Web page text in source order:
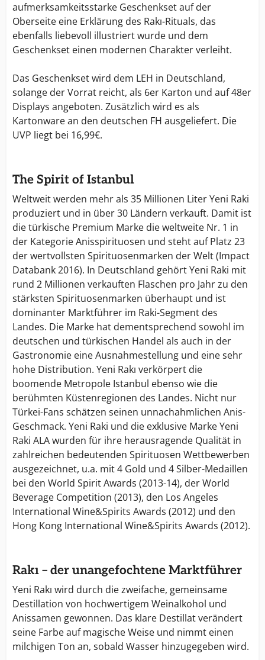
aufmerksamkeitsstarke Geschenkset auf der
Oberseite eine Erklärung des Rakı-Rituals, das
ebenfalls liebevoll illustriert wurde und dem
Geschenkset einen modernen Charakter verleiht.
Das Geschenkset wird dem LEH in Deutschland,
solange der Vorrat reicht, als 6er Karton und auf 48er
Displays angeboten. Zusätzlich wird es als
Kartonware an den deutschen FH ausgeliefert. Die
UVP liegt bei 16,99€.
The Spirit of Istanbul
Weltweit werden mehr als 35 Millionen Liter Yeni Raki
produziert und in über 30 Ländern verkauft. Damit ist
die türkische Premium Marke die weltweite Nr. 1 in
der Kategorie Anisspirituosen und steht auf Platz 23
der wertvollsten Spirituosenmarken der Welt (Impact
Databank 2016). In Deutschland gehört Yeni Raki mit
rund 2 Millionen verkauften Flaschen pro Jahr zu den
stärksten Spirituosenmarken überhaupt und ist
dominanter Marktführer im Raki-Segment des
Landes. Die Marke hat dementsprechend sowohl im
deutschen und türkischen Handel als auch in der
Gastronomie eine Ausnahmestellung und eine sehr
hohe Distribution. Yeni Rakı verkörpert die
boomende Metropole Istanbul ebenso wie die
berühmten Küstenregionen des Landes. Nicht nur
Türkei-Fans schätzen seinen unnachahmlichen Anis-
Geschmack. Yeni Raki und die exklusive Marke Yeni
Raki ALA wurden für ihre herausragende Qualität in
zahlreichen bedeutenden Spirituosen Wettbewerben
ausgezeichnet, u.a. mit 4 Gold und 4 Silber-Medaillen
bei den World Spirit Awards (2013-14), der World
Beverage Competition (2013), den Los Angeles
International Wine&Spirits Awards (2012) und den
Hong Kong International Wine&Spirits Awards (2012).
Rakı – der unangefochtene Marktführer
Yeni Rakı wird durch die zweifache, gemeinsame
Destillation von hochwertigem Weinalkohol und
Anissamen gewonnen. Das klare Destillat verändert
seine Farbe auf magische Weise und nimmt einen
milchigen Ton an, sobald Wasser hinzugegeben wird.